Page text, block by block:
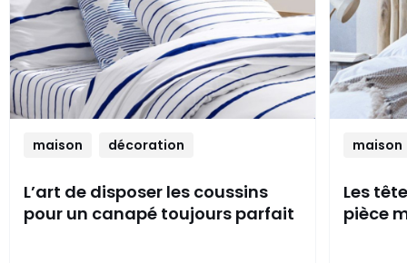
maison décoration
L’art de disposer les coussins
pour un canapé toujours parfait
maison
Les
pièce